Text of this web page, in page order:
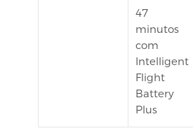
47
minutos
com
Intelligent
Flight
Battery
Plus